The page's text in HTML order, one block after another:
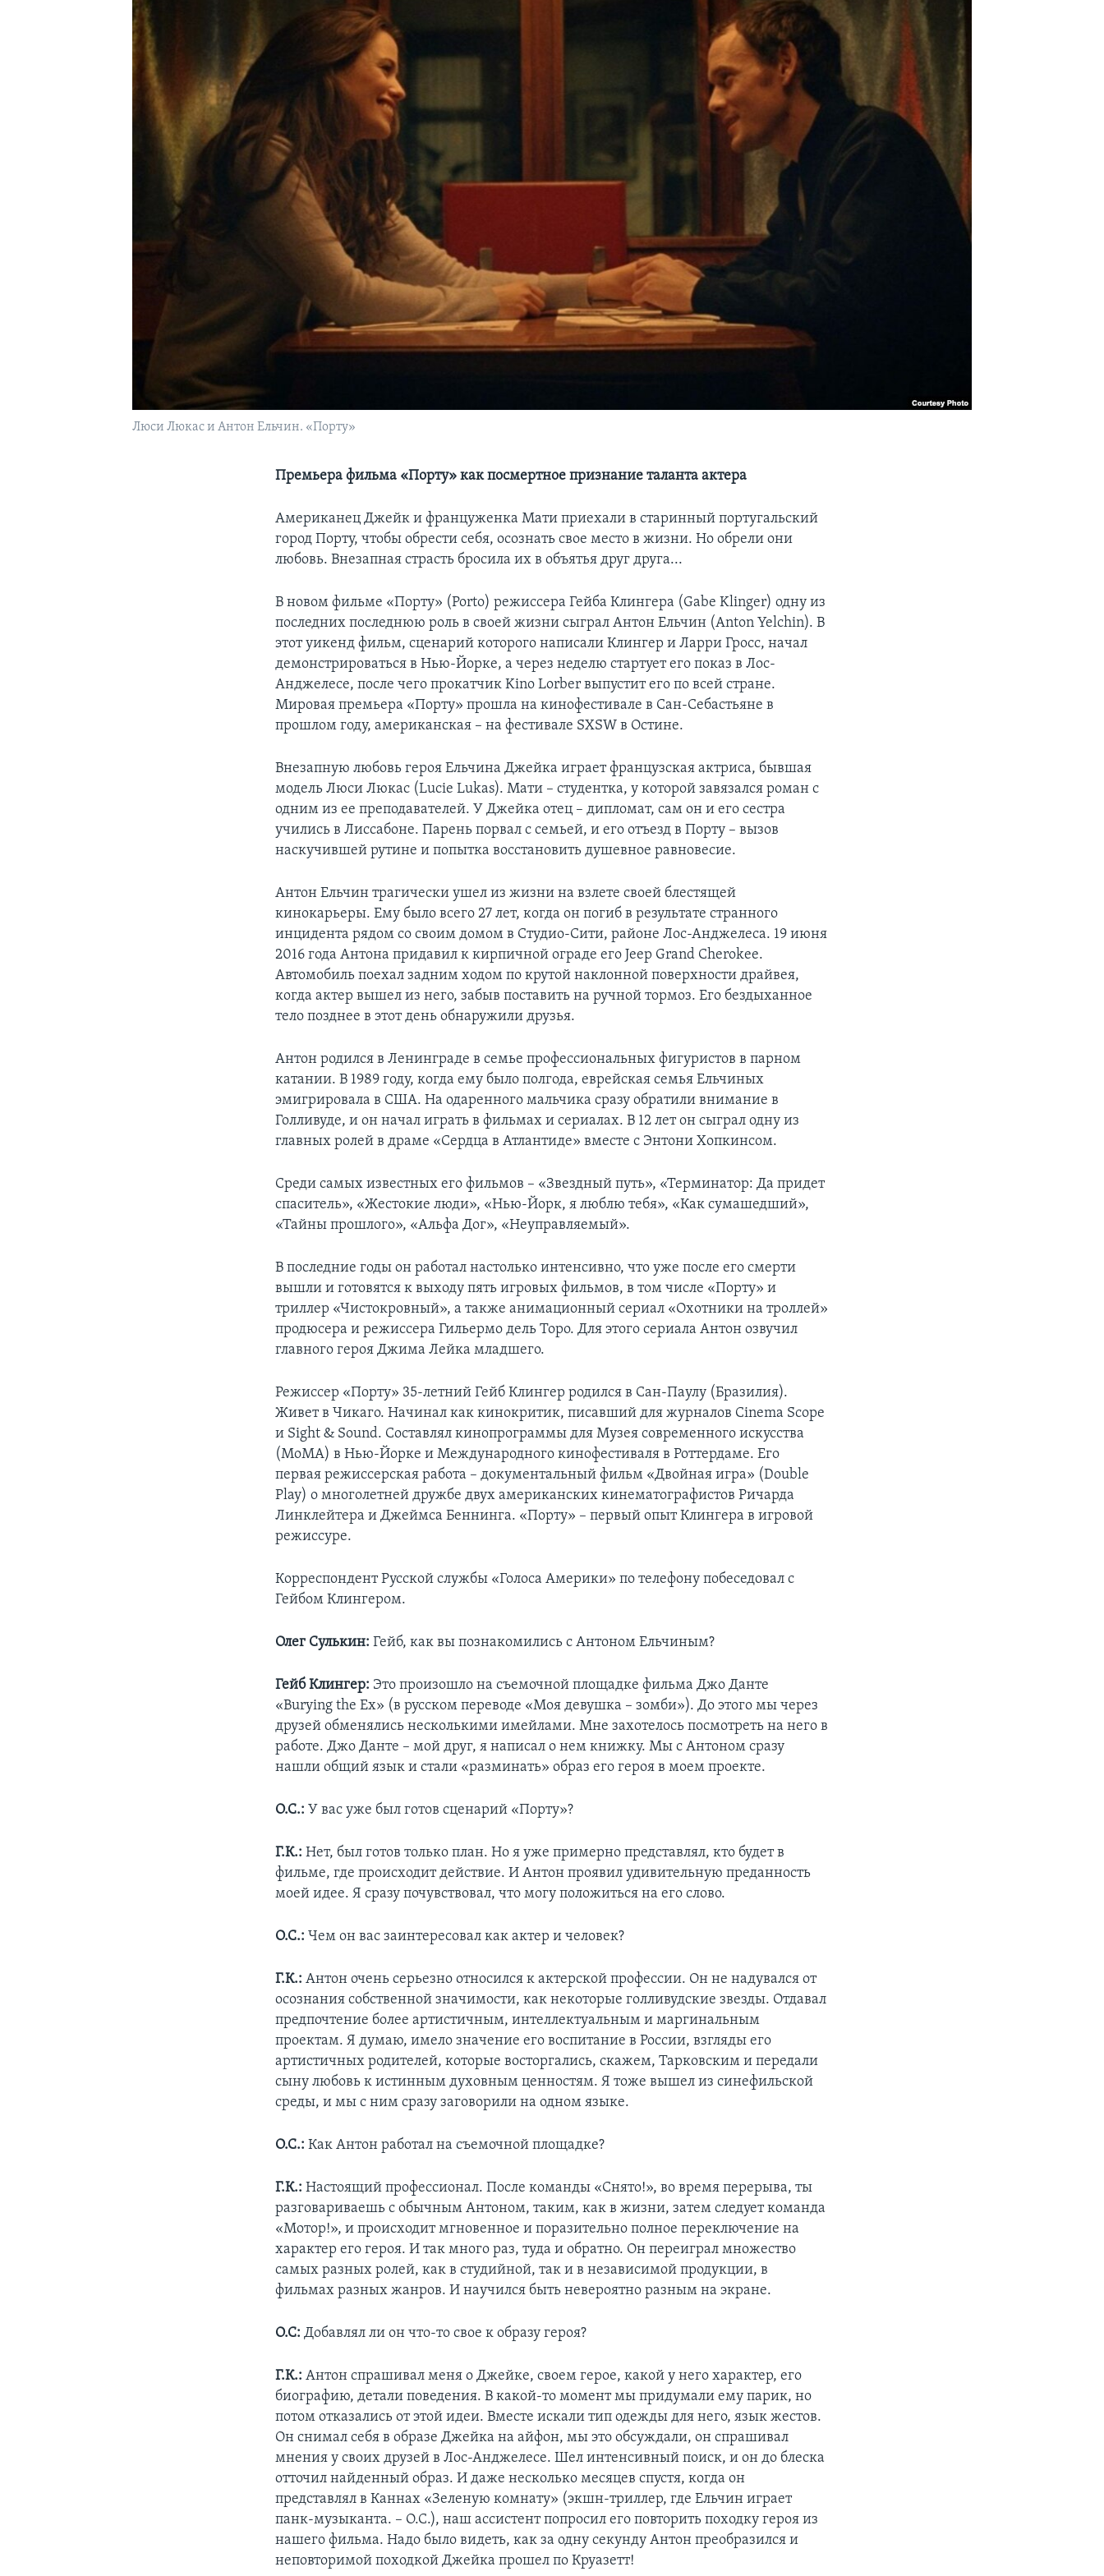
Люси Люкас и Антон Ельчин. «Порту»
Премьера фильма «Порту» как посмертное признание таланта актера
Американец Джейк и француженка Мати приехали в старинный португальский
город Порту, чтобы обрести себя, осознать свое место в жизни. Но обрели они
любовь. Внезапная страсть бросила их в объятья друг друга...
В новом фильме «Порту» (Porto) режиссера Гейба Клингера (Gabe Klinger) одну из
последних последнюю роль в своей жизни сыграл Антон Ельчин (Anton Yelchin). В
этот уикенд фильм, сценарий которого написали Клингер и Ларри Гросс, начал
демонстрироваться в Нью-Йорке, а через неделю стартует его показ в Лос-
Анджелесе, после чего прокатчик Kino Lorber выпустит его по всей стране.
Мировая премьера «Порту» прошла на кинофестивале в Сан-Себастьяне в
прошлом году, американская – на фестивале SXSW в Остине.
Внезапную любовь героя Ельчина Джейка играет французская актриса, бывшая
модель Люси Люкас (Lucie Lukas). Мати – студентка, у которой завязался роман с
одним из ее преподавателей. У Джейка отец – дипломат, сам он и его сестра
учились в Лиссабоне. Парень порвал с семьей, и его отъезд в Порту – вызов
наскучившей рутине и попытка восстановить душевное равновесие.
Антон Ельчин трагически ушел из жизни на взлете своей блестящей
кинокарьеры. Ему было всего 27 лет, когда он погиб в результате странного
инцидента рядом со своим домом в Студио-Сити, районе Лос-Анджелеса. 19 июня
2016 года Антона придавил к кирпичной ограде его Jeep Grand Cherokee.
Автомобиль поехал задним ходом по крутой наклонной поверхности драйвея,
когда актер вышел из него, забыв поставить на ручной тормоз. Его бездыханное
тело позднее в этот день обнаружили друзья.
Антон родился в Ленинграде в семье профессиональных фигуристов в парном
катании. В 1989 году, когда ему было полгода, еврейская семья Ельчиных
эмигрировала в США. На одаренного мальчика сразу обратили внимание в
Голливуде, и он начал играть в фильмах и сериалах. В 12 лет он сыграл одну из
главных ролей в драме «Сердца в Атлантиде» вместе с Энтони Хопкинсом.
Среди самых известных его фильмов – «Звездный путь», «Терминатор: Да придет
спаситель», «Жестокие люди», «Нью-Йорк, я люблю тебя», «Как сумашедший»,
«Тайны прошлого», «Альфа Дог», «Неуправляемый».
В последние годы он работал настолько интенсивно, что уже после его смерти
вышли и готовятся к выходу пять игровых фильмов, в том числе «Порту» и
триллер «Чистокровный», а также анимационный сериал «Охотники на троллей»
продюсера и режиссера Гильермо дель Торо. Для этого сериала Антон озвучил
главного героя Джима Лейка младшего.
Режиссер «Порту» 35-летний Гейб Клингер родился в Сан-Паулу (Бразилия).
Живет в Чикаго. Начинал как кинокритик, писавший для журналов Cinema Scope
и Sight & Sound. Составлял кинопрограммы для Музея современного искусства
(MoMA) в Нью-Йорке и Международного кинофестиваля в Роттердаме. Его
первая режиссерская работа – документальный фильм «Двойная игра» (Double
Play) о многолетней дружбе двух американских кинематографистов Ричарда
Линклейтера и Джеймса Беннинга. «Порту» – первый опыт Клингера в игровой
режиссуре.
Корреспондент Русской службы «Голоса Америки» по телефону побеседовал с
Гейбом Клингером.
Олег Сулькин:Гейб, как вы познакомились с Антоном Ельчиным?
Гейб Клингер: Это произошло на съемочной площадке фильма Джо Данте
«Burying the Ex» (в русском переводе «Моя девушка – зомби»). До этого мы через
друзей обменялись несколькими имейлами. Мне захотелось посмотреть на него в
работе. Джо Данте – мой друг, я написал о нем книжку. Мы с Антоном сразу
нашли общий язык и стали «разминать» образ его героя в моем проекте.
О.С.: У вас уже был готов сценарий «Порту»?
Г.К.:Нет, был готов только план. Но я уже примерно представлял, кто будет в
фильме, где происходит действие. И Антон проявил удивительную преданность
моей идее. Я сразу почувствовал, что могу положиться на его слово.
О.С.:Чем он вас заинтересовал как актер и человек?
Г.К.: Антон очень серьезно относился к актерской профессии. Он не надувался от
осознания собственной значимости, как некоторые голливудские звезды. Отдавал
предпочтение более артистичным, интеллектуальным и маргинальным
проектам. Я думаю, имело значение его воспитание в России, взгляды его
артистичных родителей, которые восторгались, скажем, Тарковским и передали
сыну любовь к истинным духовным ценностям. Я тоже вышел из синефильской
среды, и мы с ним сразу заговорили на одном языке.
О.С.: Как Антон работал на съемочной площадке?
Г.К.:Настоящий профессионал. После команды «Снято!», во время перерыва, ты
разговариваешь с обычным Антоном, таким, как в жизни, затем следует команда
«Мотор!», и происходит мгновенное и поразительно полное переключение на
характер его героя. И так много раз, туда и обратно. Он переиграл множество
самых разных ролей, как в студийной, так и в независимой продукции, в
фильмах разных жанров. И научился быть невероятно разным на экране.
О.С:Добавлял ли он что-то свое к образу героя?
Г.К.: Антон спрашивал меня о Джейке, своем герое, какой у него характер, его
биографию, детали поведения. В какой-то момент мы придумали ему парик, но
потом отказались от этой идеи. Вместе искали тип одежды для него, язык жестов.
Он снимал себя в образе Джейка на айфон, мы это обсуждали, он спрашивал
мнения у своих друзей в Лос-Анджелесе. Шел интенсивный поиск, и он до блеска
отточил найденный образ. И даже несколько месяцев спустя, когда он
представлял в Каннах «Зеленую комнату» (экшн-триллер, где Ельчин играет
панк-музыканта. – О.С.), наш ассистент попросил его повторить походку героя из
нашего фильма. Надо было видеть, как за одну секунду Антон преобразился и
неповторимой походкой Джейка прошел по Круазетт!